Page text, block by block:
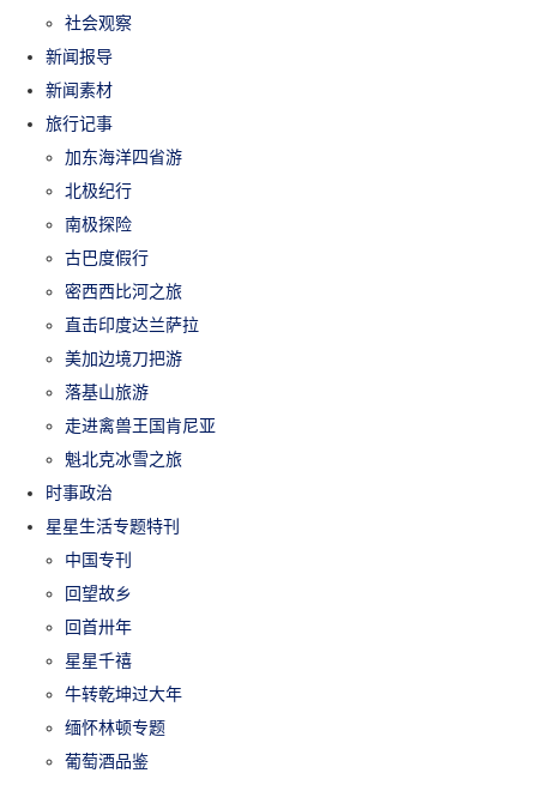
社会观察
新闻报导
新闻素材
旅行记事
加东海洋四省游
北极纪行
南极探险
古巴度假行
密西西比河之旅
直击印度达兰萨拉
美加边境刀把游
落基山旅游
走进禽兽王国肯尼亚
魁北克冰雪之旅
时事政治
星星生活专题特刊
中国专刊
回望故乡
回首卅年
星星千禧
牛转乾坤过大年
缅怀林顿专题
葡萄酒品鉴